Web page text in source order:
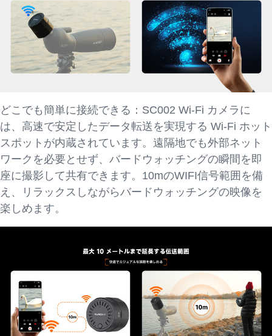
どこでも簡単に接続できる：SC002 Wi-Fi カメラに
は、高速で安定したデータ転送を実現する Wi-Fi ホット
スポットが内蔵されています。遠隔地でも外部ネット
ワークを必要とせず、バードウォッチングの瞬間を即
座に撮影して共有できます。10mのWIFI信号範囲を備
え、リラックスしながらバードウォッチングの映像を
楽しめます。